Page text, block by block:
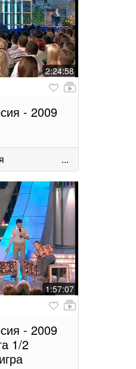
2:24:58
- 2009
...
1:57:07
- 2009
1/2